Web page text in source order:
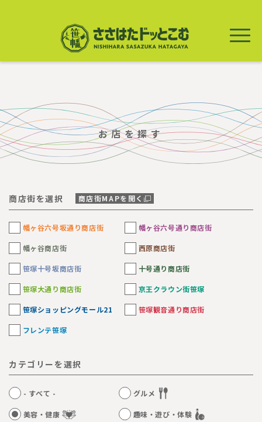
テ
動
お店を探す
商店街を選択 商店街MAPを開く
幡ヶ谷六号坂通り商店街 幡ヶ谷六号通り商店街
幡ヶ谷商店街 西原商店街
笹塚十号坂商店街 十号通り商店街
笹塚大通り商店街 京王クラウン街笹塚
笹塚ショッピングモール21 笹塚観音通り商店街
フレンテ笹塚
カテゴリーを選択
- すべて - グルメ
美容・健康 趣味・遊び・体験